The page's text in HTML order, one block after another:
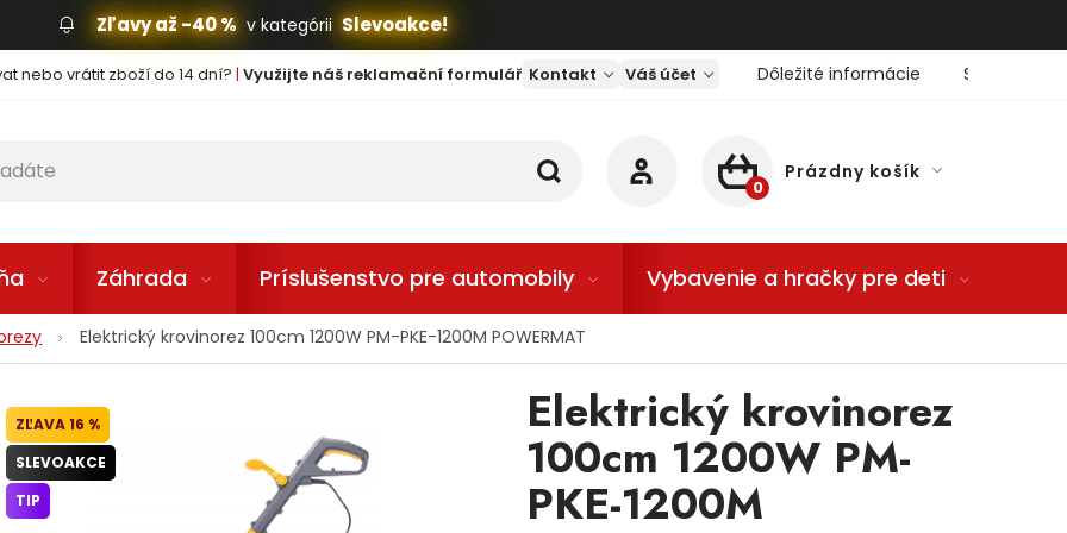
Zľavy až -40 % v kategórii Slevoakce!
nebo vrátit zboží do 14 dní? | Využijte náš reklamační formulář Kontakt Váš účet Dôležité informácie Servis
NÁKUPNÝ KOŠÍK
Prázdny košík
Záhrada Príslušenstvo pre automobily Vybavenie a hračky pre deti
Elektrický krovinorez 100cm 1200W PM-PKE-1200M POWERMAT
Elektrický krovinorez
100cm 1200W PM-
PKE-1200M
16 %
SLEVOAKCE
TIP